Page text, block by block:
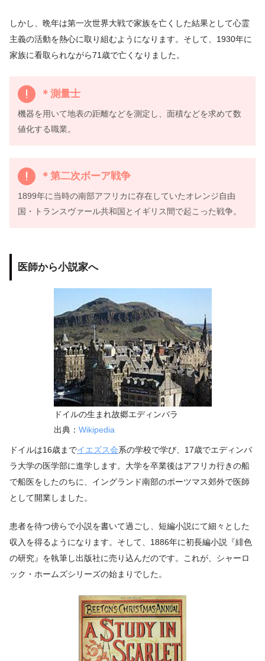
しかし、晩年は第一次世界大戦で家族を亡くした結果として心霊
主義の活動を熱心に取り組むようになります。そして、1930年に
家族に看取られながら71歳で亡くなりました。
＊測量士
機器を用いて地表の距離などを測定し、面積などを求めて数
値化する職業。
＊第二次ボーア戦争
1899年に当時の南部アフリカに存在していたオレンジ自由
国・トランスヴァール共和国とイギリス間で起こった戦争。
医師から小説家へ
ドイルの生まれ故郷エディンバラ
出典： Wikipedia
ドイルは16歳までイエズス会系の学校で学び、17歳でエディンバ
ラ大学の医学部に進学します。大学を卒業後はアフリカ行きの船
で船医をしたのちに、イングランド南部のポーツマス郊外で医師
として開業しました。
患者を待つ傍らで小説を書いて過ごし、短編小説にて細々とした
収入を得るようになります。そして、1886年に初長編小説『緋色
の研究』を執筆し出版社に売り込んだのです。これが、シャーロ
ック・ホームズシリーズの始まりでした。